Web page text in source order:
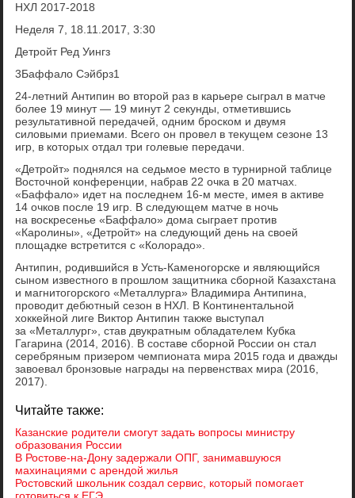
НХЛ 2017-2018
Неделя 7, 18.11.2017, 3:30
Детройт Ред Уингз
3Баффало Сэйбрз1
24-летний Антипин во второй раз в карьере сыграл в матче
более 19 минут — 19 минут 2 секунды, отметившись
результативной передачей, одним броском и двумя
силовыми приемами. Всего он провел в текущем сезоне 13
игр, в которых отдал три голевые передачи.
«Детройт» поднялся на седьмое место в турнирной таблице
Восточной конференции, набрав 22 очка в 20 матчах.
«Баффало» идет на последнем 16-м месте, имея в активе
14 очков после 19 игр. В следующем матче в ночь
на воскресенье «Баффало» дома сыграет против
«Каролины», «Детройт» на следующий день на своей
площадке встретится с «Колорадо».
Антипин, родившийся в Усть-Каменогорске и являющийся
сыном известного в прошлом защитника сборной Казахстана
и магнитогорского «Металлурга» Владимира Антипина,
проводит дебютный сезон в НХЛ. В Континентальной
хоккейной лиге Виктор Антипин также выступал
за «Металлург», став двукратным обладателем Кубка
Гагарина (2014, 2016). В составе сборной России он стал
серебряным призером чемпионата мира 2015 года и дважды
завоевал бронзовые награды на первенствах мира (2016,
2017).
Читайте также:
Казанские родители смогут задать вопросы министру
образования России
В Ростове-на-Дону задержали ОПГ, занимавшуюся
махинациями с арендой жилья
Ростовский школьник создал сервис, который помогает